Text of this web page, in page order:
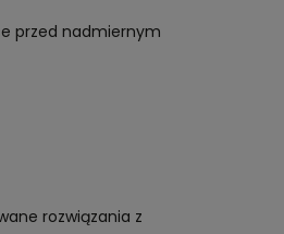
przed nadmiernym
rozwiązania z